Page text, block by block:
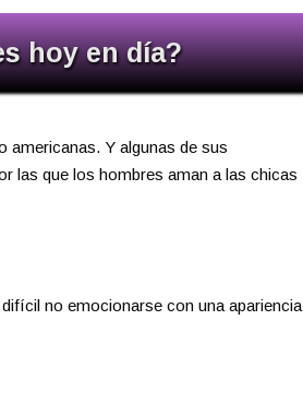
hoy en día?
americanas. Y algunas de sus
las que los hombres aman a las chicas
no emocionarse con una apariencia